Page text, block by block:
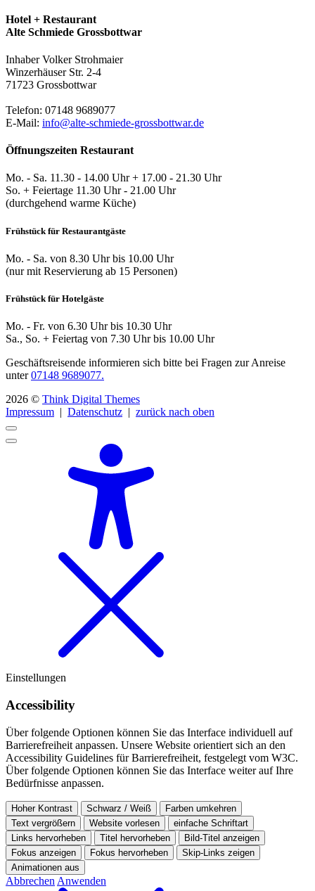
Hotel + Restaurant
Alte Schmiede Grossbottwar
Inhaber Volker Strohmaier
Winzerhäuser Str. 2-4
71723 Grossbottwar
Telefon: 07148 9689077
E-Mail: info@alte-schmiede-grossbottwar.de
Öffnungszeiten Restaurant
Mo. - Sa. 11.30 - 14.00 Uhr + 17.00 - 21.30 Uhr
So. + Feiertage 11.30 Uhr - 21.00 Uhr
(durchgehend warme Küche)
Frühstück für Restaurantgäste
Mo. - Sa. von 8.30 Uhr bis 10.00 Uhr
(nur mit Reservierung ab 15 Personen)
Frühstück für Hotelgäste
Mo. - Fr. von 6.30 Uhr bis 10.30 Uhr
Sa., So. + Feiertag von 7.30 Uhr bis 10.00 Uhr
Geschäftsreisende informieren sich bitte bei Fragen zur Anreise
unter07148 9689077.
2026 © Think Digital Themes
Impressum | Datenschutz | zurück nach oben
Einstellungen
Accessibility
Über folgende Optionen können Sie das Interface individuell auf
Barrierefreiheit anpassen. Unsere Website orientiert sich an den
Accessibility Guidelines für Barrierefreiheit, festgelegt vom W3C.
Über folgende Optionen können Sie das Interface weiter auf Ihre
Bedürfnisse anpassen.
Hoher Kontrast Schwarz / Weiß
Farben umkehren
Text vergrößern
Website vorlesen
einfache Schriftart
Links hervorheben
Titel hervorheben
Bild-Titel anzeigen
Fokus anzeigen
Fokus hervorheben
Skip-Links zeigen
Animationen aus
Abbrechen Anwenden